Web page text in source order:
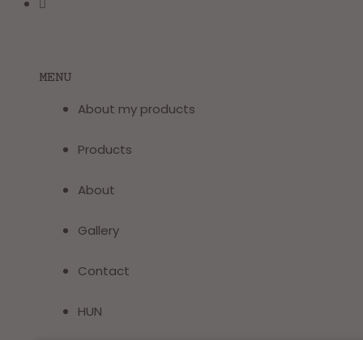
MENU
About my products
Products
About
Gallery
Contact
HUN